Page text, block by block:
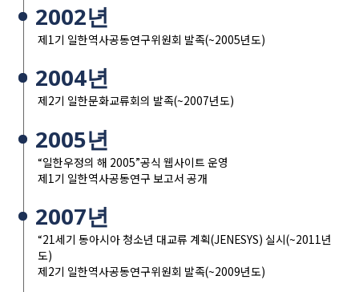
2002년
제1기 일한역사공동연구위원회 발족(~2005년도)
2004년
제2기 일한문화교류회의 발족(~2007년도)
2005년
“일한우정의 해 2005”공식 웹사이트 운영
제1기 일한역사공동연구 보고서 공개
2007년
“21세기 동아시아 청소년 대교류 계획(JENESYS) 실시(~2011년
도)
제2기 일한역사공동연구위원회 발족(~2009년도)